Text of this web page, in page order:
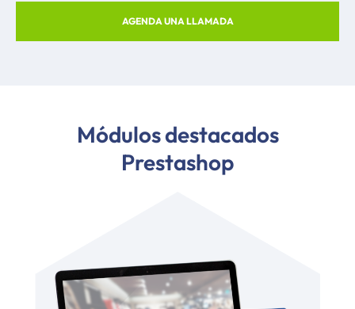
AGENDA UNA LLAMADA
Módulos destacados
Prestashop